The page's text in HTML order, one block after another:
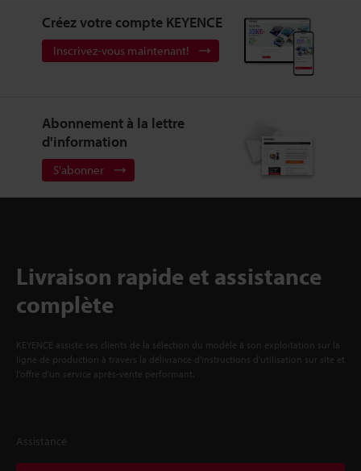
Créez votre compte KEYENCE
Inscrivez-vous maintenant!
Abonnement à la lettre
d'information
S'abonner
Livraison rapide et assistance
complète
KEYENCE assiste ses clients de la sélection du modèle à son exploitation sur la
ligne de production à travers la délivrance d'instructions d'utilisation sur site et
l'offre d'un service après-vente performant.
Assistance